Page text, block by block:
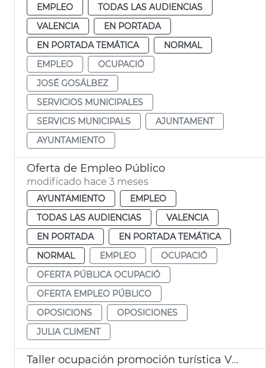
EMPLEO
TODAS LAS AUDIENCIAS
VALENCIA
EN PORTADA
EN PORTADA TEMÁTICA
NORMAL
EMPLEO
OCUPACIÓ
JOSÉ GOSÁLBEZ
SERVICIOS MUNICIPALES
SERVICIS MUNICIPALS
AJUNTAMENT
AYUNTAMIENTO
Oferta de Empleo Público
modificado hace 3 meses
AYUNTAMIENTO
EMPLEO
TODAS LAS AUDIENCIAS
VALENCIA
EN PORTADA
EN PORTADA TEMÁTICA
NORMAL
EMPLEO
OCUPACIÓ
OFERTA PÚBLICA OCUPACIÓ
OFERTA EMPLEO PÚBLICO
OPOSICIONS
OPOSICIONES
JULIA CLIMENT
Taller ocupación promoción turística València